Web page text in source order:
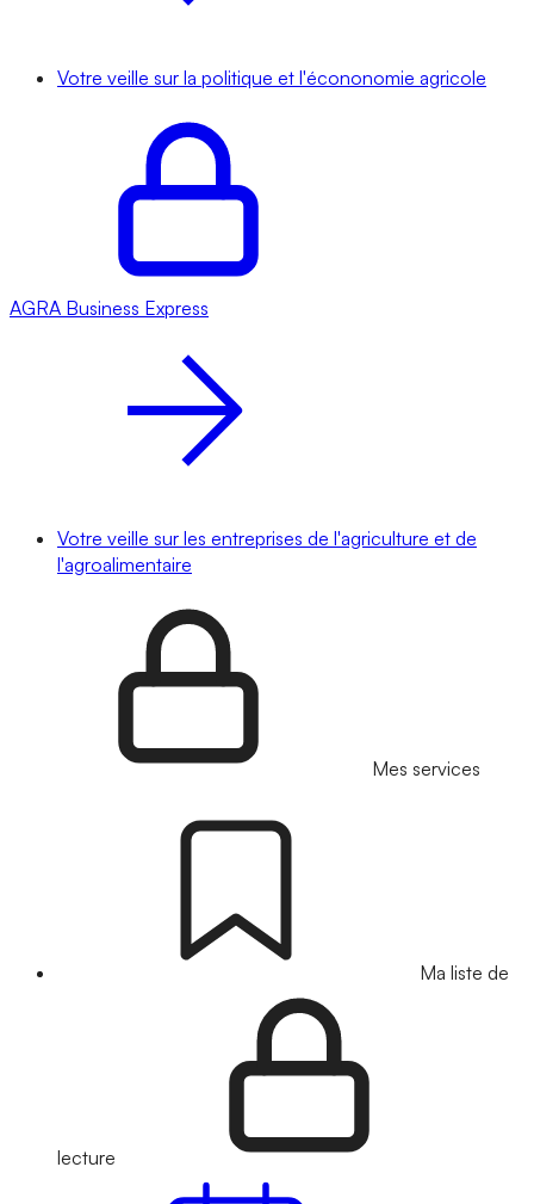
Votre veille sur la politique et l'écononomie agricole
AGRA Business Express
Votre veille sur les entreprises de l'agriculture et de
l'agroalimentaire
Mes services
Ma liste de
lecture